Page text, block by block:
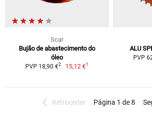
Scar
Bujão de abastecimento do
óleo
PVP 18,90 €2 15,12 €1
ALU
PVP
Retroceder Página 1 de 8